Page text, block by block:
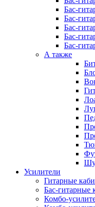
Бас-
Бас-
Бас-
Бас-
Бас-
А также
Усилители
Гитарные
Бас-гитарные
Комбо-